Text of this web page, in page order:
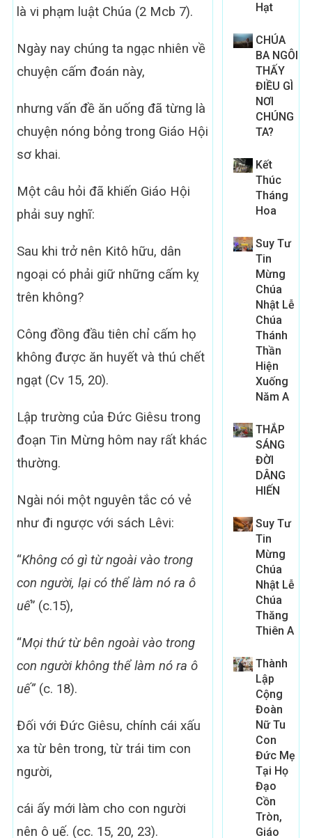
là vi phạm luật Chúa (2 Mcb 7).
Ngày nay chúng ta ngạc nhiên về
chuyện cấm đoán này,
nhưng vấn đề ăn uống đã từng là
chuyện nóng bỏng trong Giáo Hội
sơ khai.
Một câu hỏi đã khiến Giáo Hội
phải suy nghĩ:
Sau khi trở nên Kitô hữu, dân
ngoại có phải giữ những cấm kỵ
trên không?
Công đồng đầu tiên chỉ cấm họ
không được ăn huyết và thú chết
ngạt (Cv 15, 20).
Lập trường của Đức Giêsu trong
đoạn Tin Mừng hôm nay rất khác
thường.
Ngài nói một nguyên tắc có vẻ
như đi ngược với sách Lêvi:
“Không có gì từ ngoài vào trong
con người, lại có thể làm nó ra ô
uế” (c.15),
“Mọi thứ từ bên ngoài vào trong
con người không thể làm nó ra ô
uế” (c. 18).
Đối với Đức Giêsu, chính cái xấu
xa từ bên trong, từ trái tim con
người,
cái ấy mới làm cho con người
nên ô uế. (cc. 15, 20, 23).
Hạt
CHÚA
BA NGÔI
THẤY
ĐIỀU GÌ
NƠI
CHÚNG
TA?
Kết
Thúc
Tháng
Hoa
Suy Tư
Tin
Mừng
Chúa
Nhật Lễ
Chúa
Thánh
Thần
Hiện
Xuống
Năm A
THẮP
SÁNG
ĐỜI
DÂNG
HIẾN
Suy Tư
Tin
Mừng
Chúa
Nhật Lễ
Chúa
Thăng
Thiên A
Thành
Lập
Cộng
Đoàn
Nữ Tu
Con
Đức Mẹ
Tại Họ
Đạo
Cồn
Tròn,
Giáo